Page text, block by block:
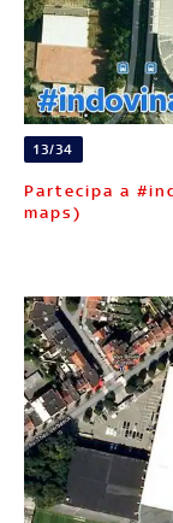
13/34
Partecipa a #indovinalostadio (immagine da google
maps)